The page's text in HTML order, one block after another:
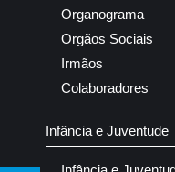
Organograma
Orgãos Sociais
Irmãos
Colaboradores
Infância e Juventude